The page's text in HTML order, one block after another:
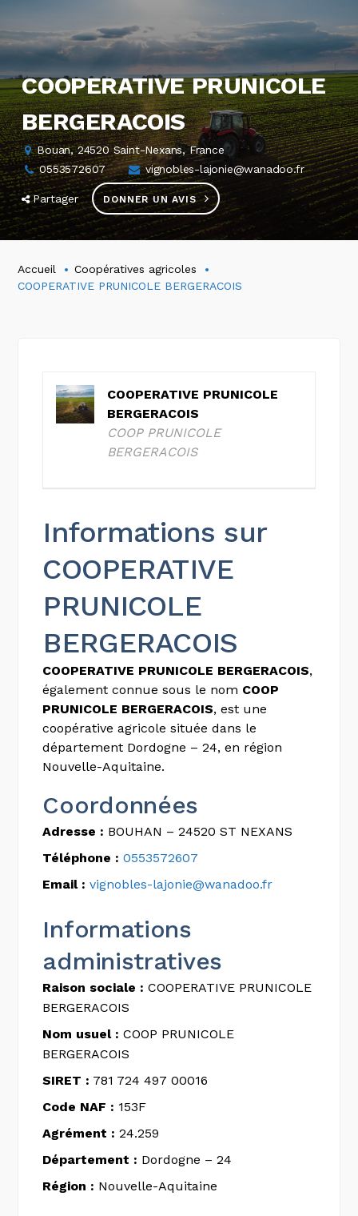
COOPERATIVE PRUNICOLE
BERGERACOIS
Bouan, 24520 Saint-Nexans, France
0553572607
vignobles-lajonie@wanadoo.fr
Partager DONNER UN AVIS
Accueil
Coopératives agricoles
COOPERATIVE PRUNICOLE BERGERACOIS
COOPERATIVE PRUNICOLE
BERGERACOIS
COOP PRUNICOLE
BERGERACOIS
Informations sur
COOPERATIVE
PRUNICOLE
BERGERACOIS
COOPERATIVE PRUNICOLE BERGERACOIS,
également connue sous le nom COOP
PRUNICOLE BERGERACOIS, est une
coopérative agricole située dans le
département Dordogne – 24, en région
Nouvelle-Aquitaine.
Coordonnées
Adresse : BOUHAN – 24520 ST NEXANS
Téléphone : 0553572607
Email : vignobles-lajonie@wanadoo.fr
Informations
administratives
Raison sociale : COOPERATIVE PRUNICOLE
BERGERACOIS
Nom usuel : COOP PRUNICOLE
BERGERACOIS
SIRET : 781 724 497 00016
Code NAF : 153F
Agrément : 24.259
Département : Dordogne – 24
Région : Nouvelle-Aquitaine